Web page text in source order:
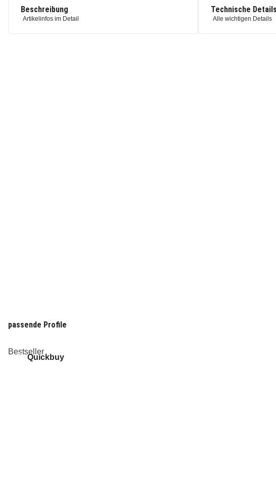
Beschreibung
Artikelinfos im Detail
Technische Details
Alle wichtigen Details
passende Profile
Quickbuy
Bestseller